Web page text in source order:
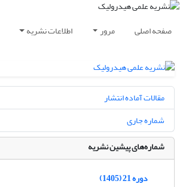
صفحه اصلی مرور اطلاعات نشریه
مقالات آماده انتشار
شماره جاری
شماره‌های پیشین نشریه
دوره 21 (1405)